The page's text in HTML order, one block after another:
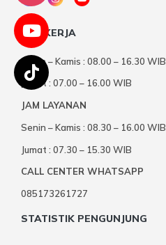
JAM KERJA
Senin – Kamis : 08.00 – 16.30 WIB
Jumat : 07.00 – 16.00 WIB
JAM LAYANAN
Senin – Kamis : 08.30 – 16.00 WIB
Jumat : 07.30 – 15.30 WIB
CALL CENTER WHATSAPP
085173261727
STATISTIK PENGUNJUNG